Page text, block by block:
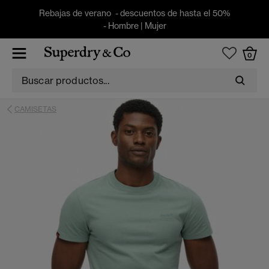
Rebajas de verano - descuentos de hasta el 50%
- Hombre| Mujer
0
CAMISETAS